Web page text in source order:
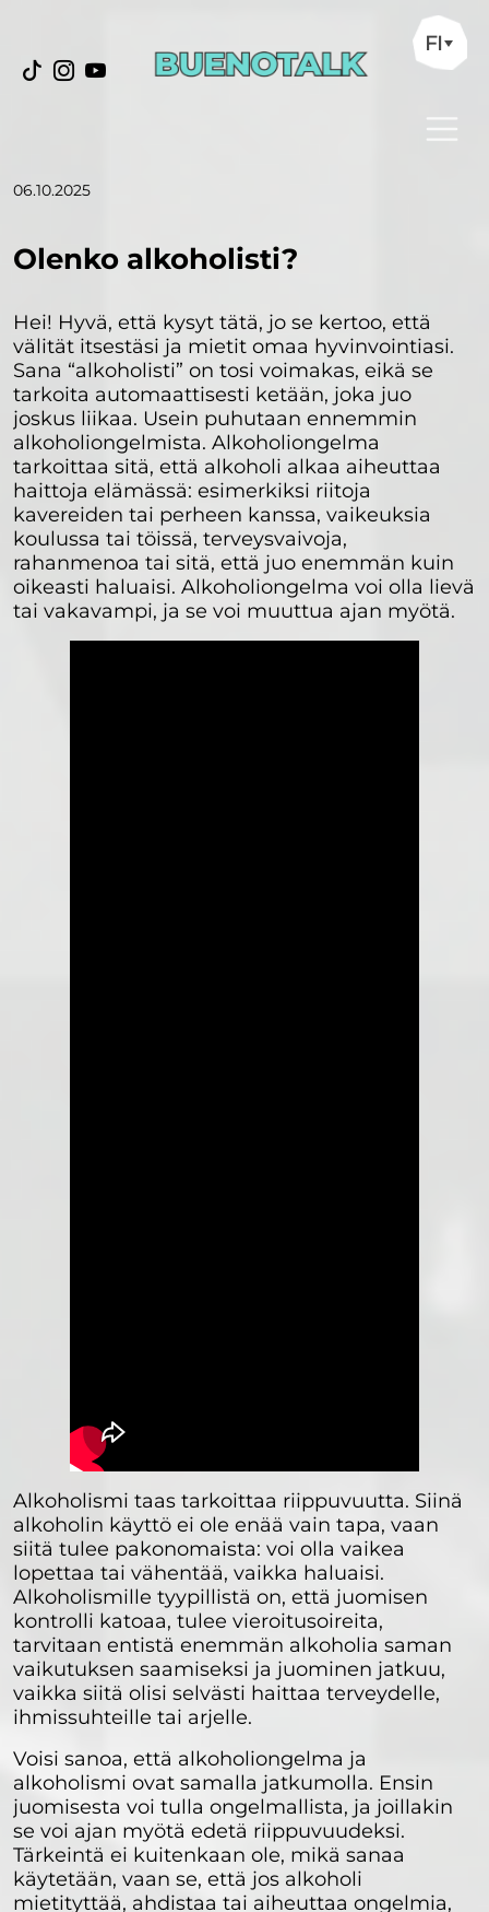
FI
06.10.2025
Olenko alkoholisti?
Hei! Hyvä, että kysyt tätä, jo se kertoo, että
välität itsestäsi ja mietit omaa hyvinvointiasi.
Sana “alkoholisti” on tosi voimakas, eikä se
tarkoita automaattisesti ketään, joka juo
joskus liikaa. Usein puhutaan ennemmin
alkoholiongelmista. Alkoholiongelma
tarkoittaa sitä, että alkoholi alkaa aiheuttaa
haittoja elämässä: esimerkiksi riitoja
kavereiden tai perheen kanssa, vaikeuksia
koulussa tai töissä, terveysvaivoja,
rahanmenoa tai sitä, että juo enemmän kuin
oikeasti haluaisi. Alkoholiongelma voi olla lievä
tai vakavampi, ja se voi muuttua ajan myötä.
Alkoholismi taas tarkoittaa riippuvuutta. Siinä
alkoholin käyttö ei ole enää vain tapa, vaan
siitä tulee pakonomaista: voi olla vaikea
lopettaa tai vähentää, vaikka haluaisi.
Alkoholismille tyypillistä on, että juomisen
kontrolli katoaa, tulee vieroitusoireita,
tarvitaan entistä enemmän alkoholia saman
vaikutuksen saamiseksi ja juominen jatkuu,
vaikka siitä olisi selvästi haittaa terveydelle,
ihmissuhteille tai arjelle.
Voisi sanoa, että alkoholiongelma ja
alkoholismi ovat samalla jatkumolla. Ensin
juomisesta voi tulla ongelmallista, ja joillakin
se voi ajan myötä edetä riippuvuudeksi.
Tärkeintä ei kuitenkaan ole, mikä sanaa
käytetään, vaan se, että jos alkoholi
mietityttää, ahdistaa tai aiheuttaa ongelmia,